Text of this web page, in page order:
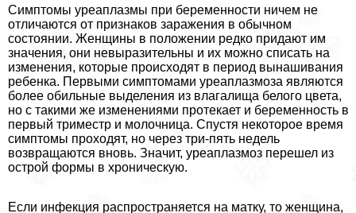
Симптомы уреаплазмы при беременности ничем не
отличаются от признаков заражения в обычном
состоянии. Женщины в положении редко придают им
значения, они невыразительны и их можно списать на
изменения, которые происходят в период вынашивания
ребенка. Первыми симптомами уреаплазмоза являются
более обильные выделения из влагалища белого цвета,
но с такими же изменениями протекает и беременность в
первый триместр и молочница. Спустя некоторое время
симптомы проходят, но через три-пять недель
возвращаются вновь. Значит, уреаплазмоз перешел из
острой формы в хроническую.
Если инфекция распространяется на матку, то женщина,